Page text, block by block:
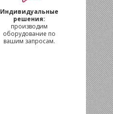
Индивидуальные
решения:
производим
оборудование по
вашим запросам.